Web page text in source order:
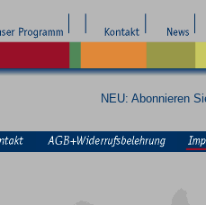
NEU: Abonnieren